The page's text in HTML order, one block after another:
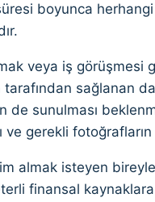
boyunca
veya iş
sağlanan
sunulması
gerekli fotoğrafların
almak isteyen
finansal